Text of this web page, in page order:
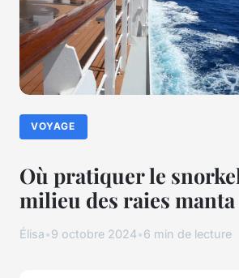
VOYAGE
Où pratiquer le
milieu des raies
Élisa•9 octobre 2024•6 min de lecture